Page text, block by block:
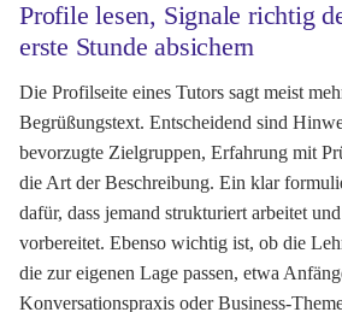
Profile lesen, Signale richtig
erste Stunde absichern
Die Profilseite eines Tutors sagt meist
Begrüßungstext. Entscheidend sind
bevorzugte Zielgruppen, Erfahrung mit
die Art der Beschreibung. Ein klar
dafür, dass jemand strukturiert arbeitet
vorbereitet. Ebenso wichtig ist, ob die
die zur eigenen Lage passen, etwa
Konversationspraxis oder Business-